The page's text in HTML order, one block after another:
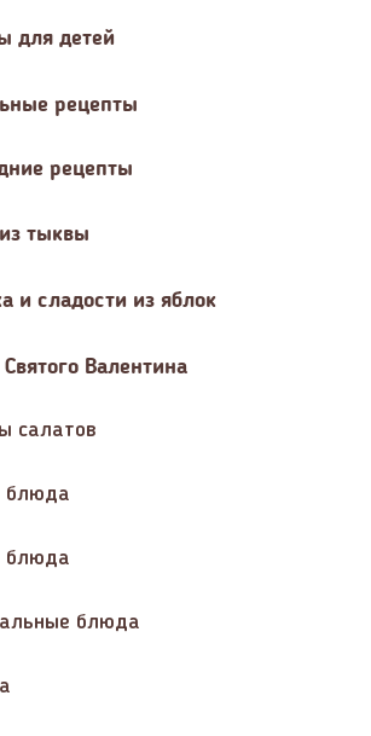
для детей
рецепты
рецепты
тыквы
и сладости из яблок
Валентина
салатов
блюда
блюда
блюда